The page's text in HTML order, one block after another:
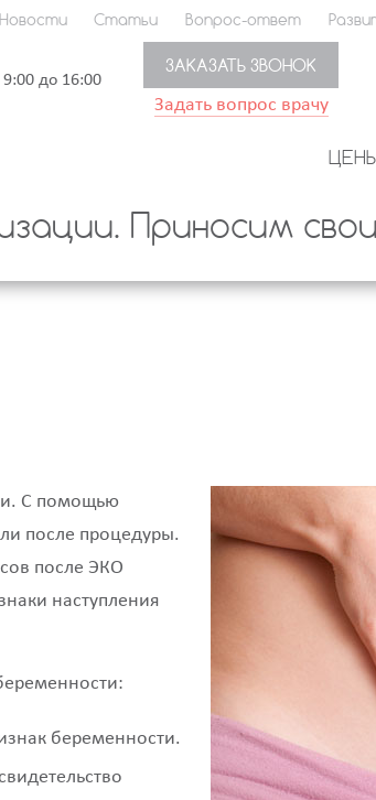
Новости Статьи Вопрос-ответ
до 16:00
ЗАКАЗАТЬ ЗВОНОК
Задать вопрос врачу
Приносим свои
С помощью
после процедуры.
после ЭКО
наступления
беременности.